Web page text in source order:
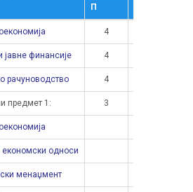
П
4
јавне финансије 4
рачуноводство 4
предмет 1: 3
односи
менаџмент